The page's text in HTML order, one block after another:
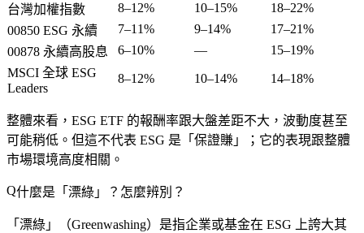
台灣加權指數
8–12% 10–15%
18–22%
00850 ESG 永續
7–11% 9–14%
17–21%
00878 永續高股息
6–10% —
15–19%
MSCI 全球 ESG
Leaders
8–12% 10–14% 14–18%
整體來看，ESG ETF 的報酬率跟大盤差距不大，波動度甚至
可能稍低。但這不代表 ESG 是「保證賺」；它的表現跟整體
市場環境高度相關。
什麼是「漂綠」？怎麼辨別？
「漂綠」（Greenwashing）是指企業或基金在 ESG 上誇大其